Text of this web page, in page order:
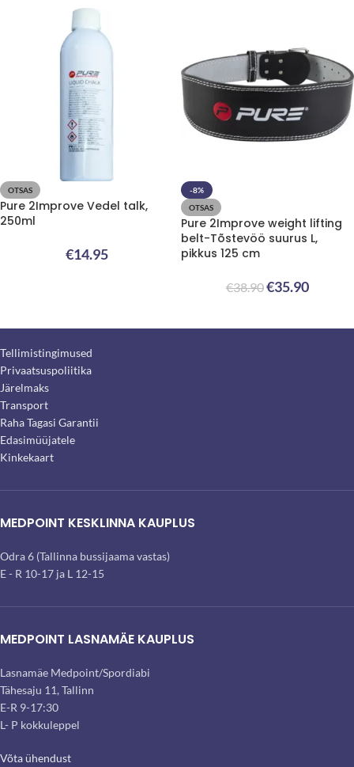
OTSAS
Pure 2Improve Vedel talk,
250ml
€14.95
-8%
OTSAS
Pure 2Improve weight lifting
belt-Tõstevöö suurus L,
pikkus 125 cm
€38.90€35.90
Tellimistingimused
Privaatsuspoliitika
Järelmaks
Transport
Raha Tagasi Garantii
Edasimüüjatele
Kinkekaart
MEDPOINT KESKLINNA KAUPLUS
Odra 6 (Tallinna bussijaama vastas)
E - R 10-17 ja L 12-15
MEDPOINT LASNAMÄE KAUPLUS
Lasnamäe Medpoint/Spordiabi
Tähesaju 11, Tallinn
E-R 9-17:30
L- P kokkuleppel
Võta ühendust